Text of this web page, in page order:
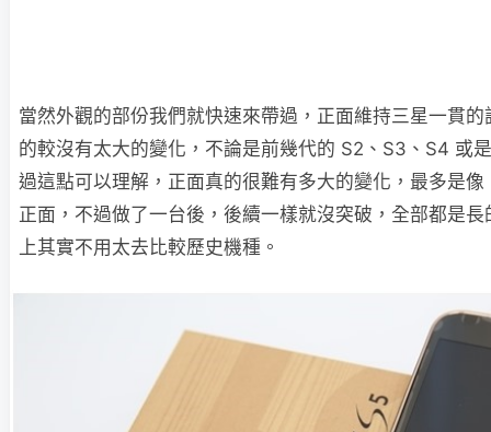
當然外觀的部份我們就快速來帶過，正面維持三星一貫
的較沒有太大的變化，不論是前幾代的 S2、S3、S4 或
過這點可以理解，正面真的很難有多大的變化，最多是
正面，不過做了一台後，後續一樣就沒突破，全部都是
上其實不用太去比較歷史機種。